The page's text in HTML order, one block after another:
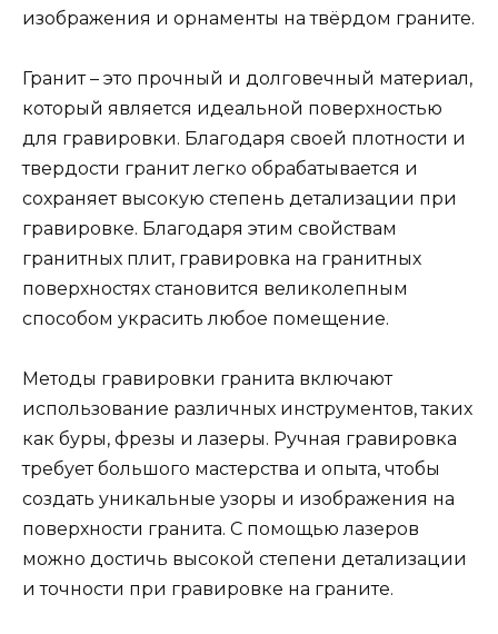
изображения и орнаменты на твёрдом граните.
Гранит – это прочный и долговечный материал,
который является идеальной поверхностью
для гравировки. Благодаря своей плотности и
твердости гранит легко обрабатывается и
сохраняет высокую степень детализации при
гравировке. Благодаря этим свойствам
гранитных плит, гравировка на гранитных
поверхностях становится великолепным
способом украсить любое помещение.
Методы гравировки гранита включают
использование различных инструментов, таких
как буры, фрезы и лазеры. Ручная гравировка
требует большого мастерства и опыта, чтобы
создать уникальные узоры и изображения на
поверхности гранита. С помощью лазеров
можно достичь высокой степени детализации
и точности при гравировке на граните.